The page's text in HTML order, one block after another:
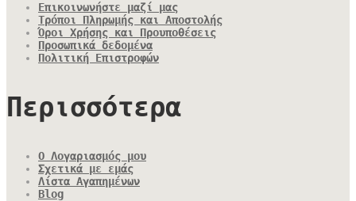
Επικοινωνήστε μαζί μας
Τρόποι Πληρωμής και Αποστολής
Όροι Χρήσης και Προυποθέσεις
Προσωπικά δεδομένα
Πολιτική Επιστροφών
Περισσότερα
Ο Λογαριασμός μου
Σχετικά με εμάς
Λίστα Αγαπημένων
Blog